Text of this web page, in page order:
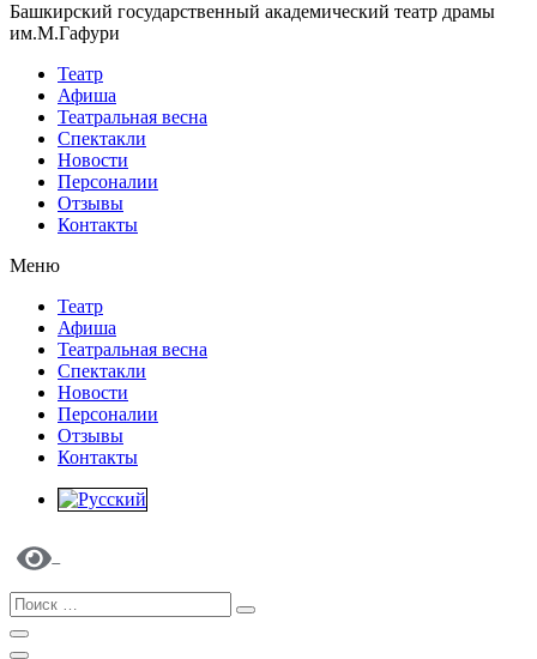
Башкирский государственный академический театр драмы
им.М.Гафури
Театр
Афиша
Театральная весна
Спектакли
Новости
Персоналии
Отзывы
Контакты
Меню
Театр
Афиша
Театральная весна
Спектакли
Новости
Персоналии
Отзывы
Контакты